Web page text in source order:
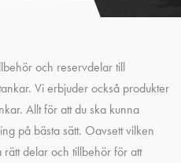
och reservdelar till
Vi erbjuder också produkter
Allt för att du ska kunna
på bästa sätt. Oavsett vilken
delar och tillbehör för att